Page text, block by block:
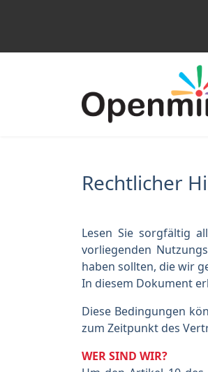
Rechtlicher
Lesen Sie sorgfältig
vorliegenden
haben sollten, die wir
In diesem Dokument
Diese Bedingungen
zum Zeitpunkt des
WER SIND WIR?